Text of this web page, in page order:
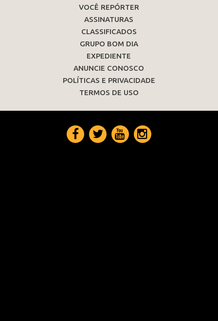
VOCÊ REPÓRTER
ASSINATURAS
CLASSIFICADOS
GRUPO BOM DIA
EXPEDIENTE
ANUNCIE CONOSCO
POLÍTICAS E PRIVACIDADE
TERMOS DE USO